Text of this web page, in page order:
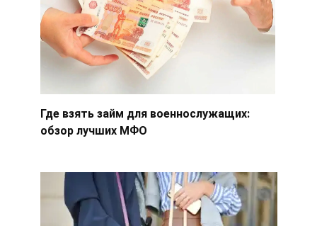
Где взять займ для военнослужащих:
обзор лучших МФО